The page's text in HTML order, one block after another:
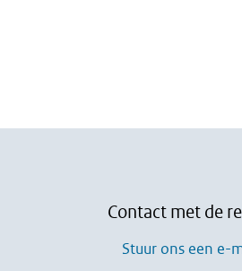
Contact met de
Stuur ons een e-